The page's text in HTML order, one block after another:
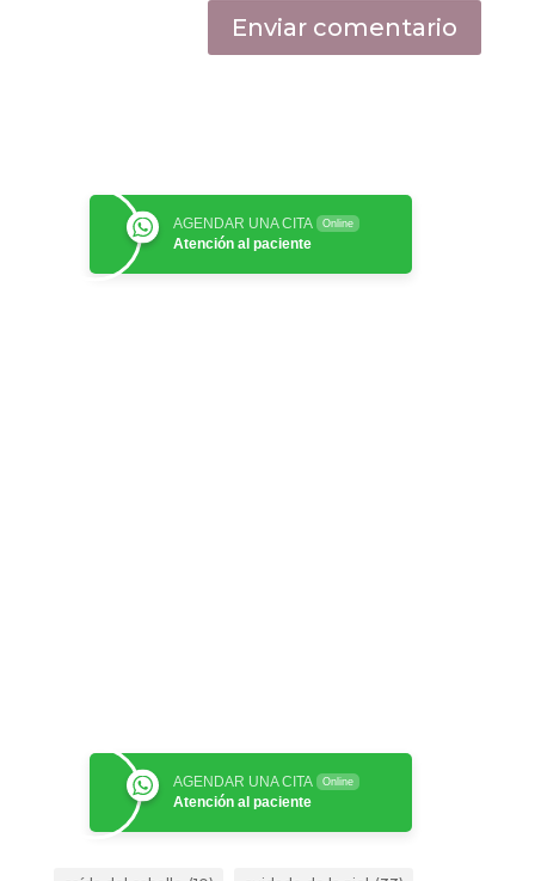
AGENDAR UNA CITA Online
Atención al paciente
AGENDAR UNA CITA Online
Atención al paciente